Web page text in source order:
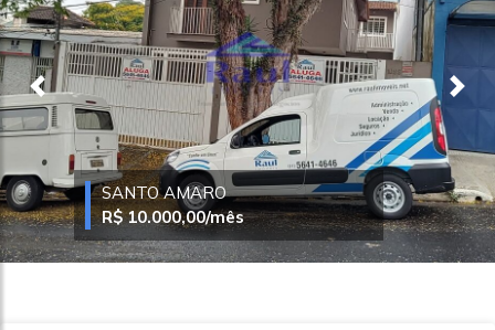
CHÁCARA SANTO ANTÔNIO
R$ 2.500,00/mês
Previous Next